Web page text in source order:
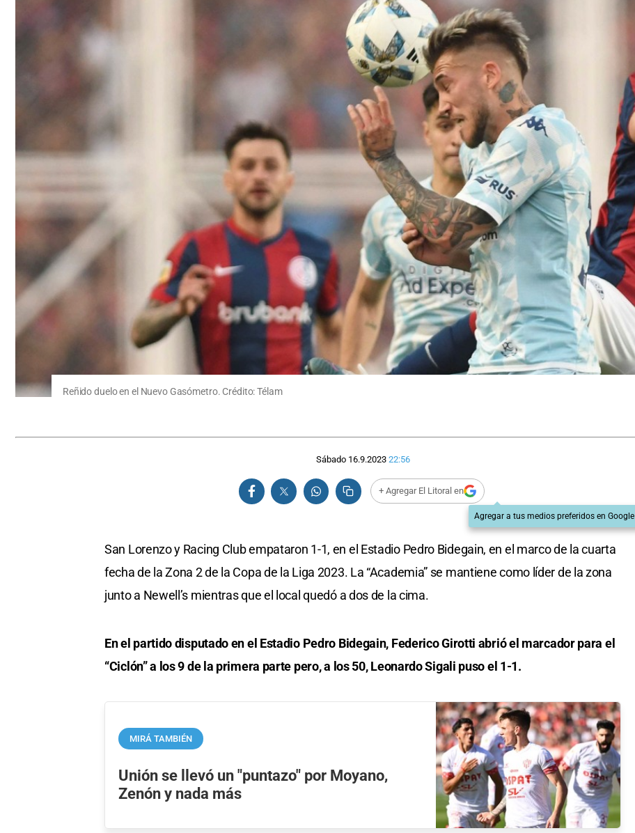
Reñido duelo en el Nuevo Gasómetro. Crédito: Télam
Sábado 16.9.2023 22:56
+ Agregar El Litoral en
Agregar a tus medios preferidos en Google
San Lorenzo y Racing Club empataron 1-1, en el Estadio Pedro Bidegain, en el marco de la cuarta
fecha de la Zona 2 de la Copa de la Liga 2023. La “Academia” se mantiene como líder de la zona
junto a Newell’s mientras que el local quedó a dos de la cima.
En el partido disputado en el Estadio Pedro Bidegain, Federico Girotti abrió el marcador para el
“Ciclón” a los 9 de la primera parte pero, a los 50, Leonardo Sigali puso el 1-1.
MIRÁ TAMBIÉN
Unión se llevó un "puntazo" por Moyano,
Zenón y nada más